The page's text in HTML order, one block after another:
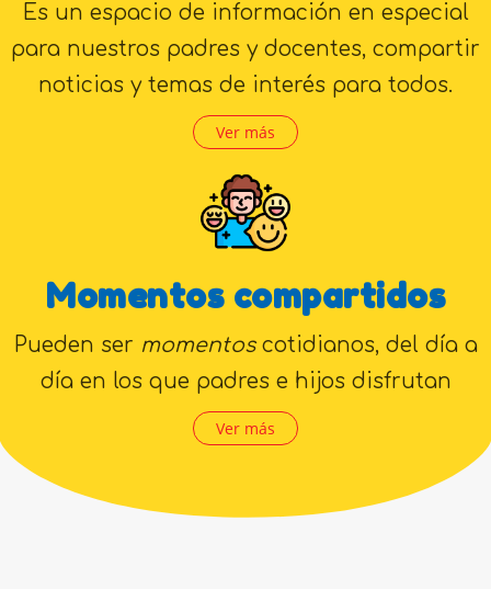
Es un espacio de información en especial
para nuestros padres y docentes, compartir
noticias y temas de interés para todos.
Ver más
Momentos compartidos
Pueden ser momentoscotidianos, del día a
día en los que padres e hijos disfrutan
Ver más